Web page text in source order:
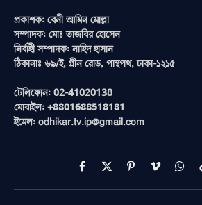
প্রকাশক: বেনী আমিন মোল্লা
সম্পাদক: মোঃ তাজবির হোসেন
নির্বাহী সম্পাদক: নাহিদ হাসান
ঠিকানাঃ ৬৯/ই, গ্রীন রোড, পান্থপথ, ঢাকা-১২১৫
টেলিফোন: 02-41020138
মোবাইল: +8801688518181
ইমেল: odhikar.tv.ip@gmail.com
Facebook
X
(Twitter)
PinterestVimeo